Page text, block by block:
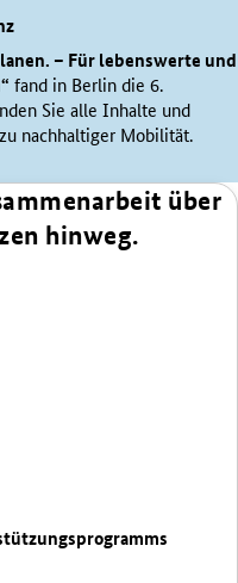
– Für lebenswerte und
fand in Berlin die 6.
Sie alle Inhalte und
nachhaltiger Mobilität.
über
hinweg.